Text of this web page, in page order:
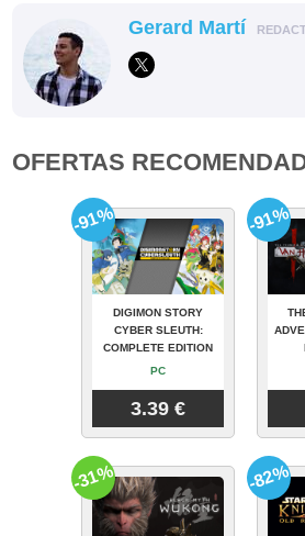
Gerard Martí
OFERTAS
DIGIMON STORY
CYBER SLEUTH:
COMPLETE EDITION
PC
3.39 €
-91% -91%
-31% -82%